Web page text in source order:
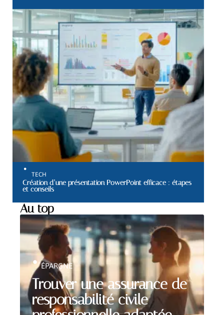
TECH
Création d’une présentation PowerPoint efficace : étapes
et conseils
Au top
Trouver une assurance de
responsabilité civile
ÉPARGNE